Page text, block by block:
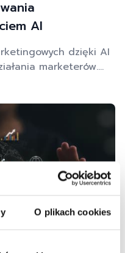
O plikach cookies
AI
dzięki AI
marketerów.
Dzięki jego
śledzić
i wprowadzać
w działaniach
jak to wykorzystać, by
efektywniejszy! Z